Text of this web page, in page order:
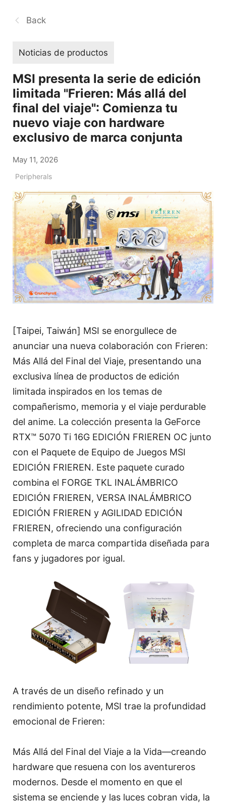
Back
Noticias de productos
MSI presenta la serie de edición
limitada "Frieren: Más allá del
final del viaje": Comienza tu
nuevo viaje con hardware
exclusivo de marca conjunta
May 11, 2026
Peripherals
[Taipei, Taiwán] MSI se enorgullece de
anunciar una nueva colaboración con Frieren:
Más Allá del Final del Viaje, presentando una
exclusiva línea de productos de edición
limitada inspirados en los temas de
compañerismo, memoria y el viaje perdurable
del anime. La colección presenta la GeForce
RTX™ 5070 Ti 16G EDICIÓN FRIEREN OC junto
con el Paquete de Equipo de Juegos MSI
EDICIÓN FRIEREN. Este paquete curado
combina el FORGE TKL INALÁMBRICO
EDICIÓN FRIEREN, VERSA INALÁMBRICO
EDICIÓN FRIEREN y AGILIDAD EDICIÓN
FRIEREN, ofreciendo una configuración
completa de marca compartida diseñada para
fans y jugadores por igual.
A través de un diseño refinado y un
rendimiento potente, MSI trae la profundidad
emocional de Frieren:
Más Allá del Final del Viaje a la Vida—creando
hardware que resuena con los aventureros
modernos. Desde el momento en que el
sistema se enciende y las luces cobran vida, la